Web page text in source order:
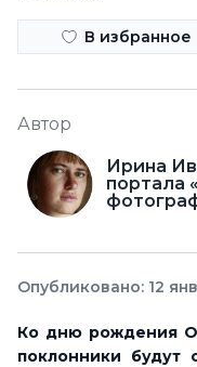
В избранное
Автор
Ирина
портала
Опубликовано: 12
Ко дню рождения
поклонники будут